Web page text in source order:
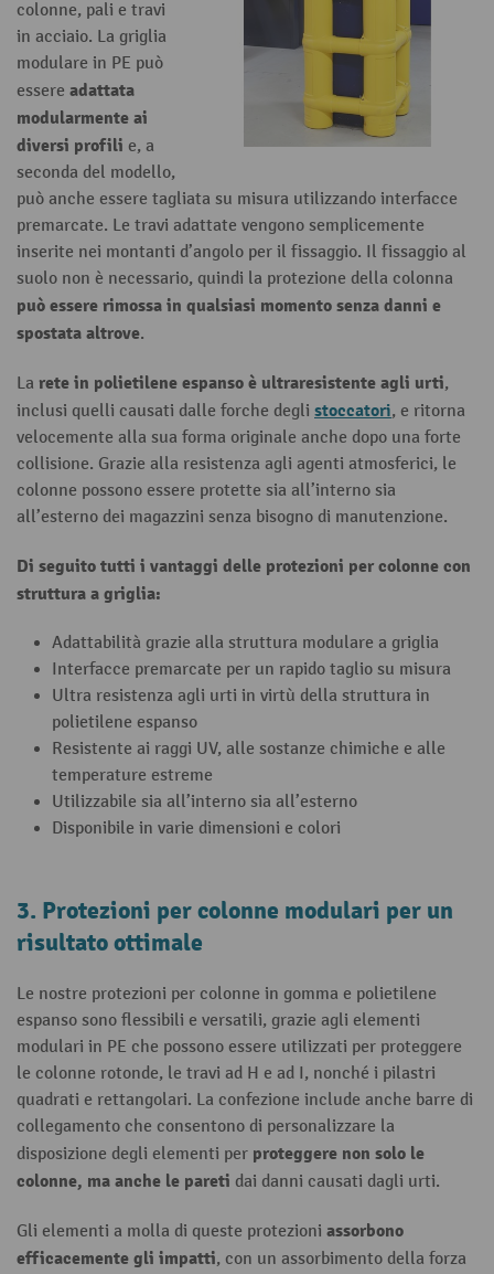
colonne, pali e travi
in acciaio. La griglia
modulare in PE può
essere adattata
modularmente ai
diversi profili e, a
seconda del modello,
può anche essere tagliata su misura utilizzando interfacce
premarcate. Le travi adattate vengono semplicemente
inserite nei montanti d’angolo per il fissaggio. Il fissaggio al
suolo non è necessario, quindi la protezione della colonna
può essere rimossa in qualsiasi momento senza danni e
spostata altrove.
La rete in polietilene espanso è ultraresistente agli urti,
inclusi quelli causati dalle forche degli stoccatori, e ritorna
velocemente alla sua forma originale anche dopo una forte
collisione. Grazie alla resistenza agli agenti atmosferici, le
colonne possono essere protette sia all’interno sia
all’esterno dei magazzini senza bisogno di manutenzione.
Di seguito tutti i vantaggi delle protezioni per colonne con
struttura a griglia:
Adattabilità grazie alla struttura modulare a griglia
Interfacce premarcate per un rapido taglio su misura
Ultra resistenza agli urti in virtù della struttura in
polietilene espanso
Resistente ai raggi UV, alle sostanze chimiche e alle
temperature estreme
Utilizzabile sia all’interno sia all’esterno
Disponibile in varie dimensioni e colori
3. Protezioni per colonne modulari per un
risultato ottimale
Le nostre protezioni per colonne in gomma e polietilene
espanso sono flessibili e versatili, grazie agli elementi
modulari in PE che possono essere utilizzati per proteggere
le colonne rotonde, le travi ad H e ad I, nonché i pilastri
quadrati e rettangolari. La confezione include anche barre di
collegamento che consentono di personalizzare la
disposizione degli elementi per proteggere non solo le
colonne, ma anche le pareti dai danni causati dagli urti.
Gli elementi a molla di queste protezioni assorbono
efficacemente gli impatti, con un assorbimento della forza